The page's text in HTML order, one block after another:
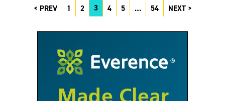
PREV 1 2 3 4 5 … 54 NEXT